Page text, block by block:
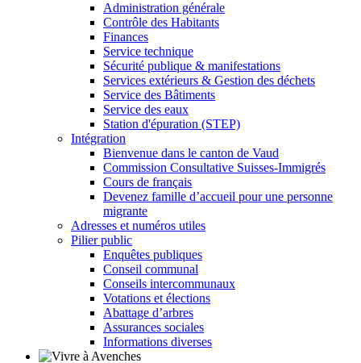
Administration générale
Contrôle des Habitants
Finances
Service technique
Sécurité publique & manifestations
Services extérieurs & Gestion des déchets
Service des Bâtiments
Service des eaux
Station d'épuration (STEP)
Intégration
Bienvenue dans le canton de Vaud
Commission Consultative Suisses-Immigrés
Cours de français
Devenez famille d’accueil pour une personne
migrante
Adresses et numéros utiles
Pilier public
Enquêtes publiques
Conseil communal
Conseils intercommunaux
Votations et élections
Abattage d’arbres
Assurances sociales
Informations diverses